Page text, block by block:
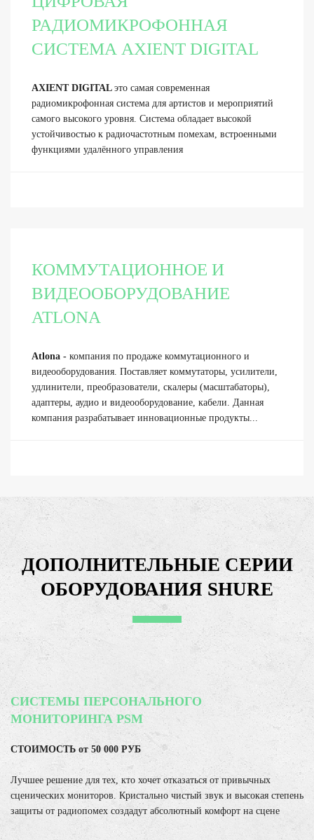
РАДИОМИКРОФОННАЯ
СИСТЕМА AXIENT DIGITAL
AXIENT DIGITAL это самая современная
радиомикрофонная система для артистов и мероприятий
самого высокого уровня. Система обладает высокой
устойчивостью к радиочастотным помехам, встроенными
функциями удалённого управления
КОММУТАЦИОННОЕ И
ВИДЕООБОРУДОВАНИЕ
ATLONA
Atlona - компания по продаже коммутационного и
видеооборудования. Поставляет коммутаторы, усилители,
удлинители, преобразователи, скалеры (масштабаторы),
адаптеры, аудио и видеооборудование, кабели. Данная
компания разрабатывает инновационные продукты...
ДОПОЛНИТЕЛЬНЫЕ СЕРИИ
ОБОРУДОВАНИЯ SHURE
СИСТЕМЫ ПЕРСОНАЛЬНОГО
МОНИТОРИНГА PSM
СТОИМОСТЬ от 50 000 РУБ
Лучшее решение для тех, кто хочет отказаться от привычных
сценических мониторов. Кристально чистый звук и высокая степень
защиты от радиопомех создадут абсолютный комфорт на сцене